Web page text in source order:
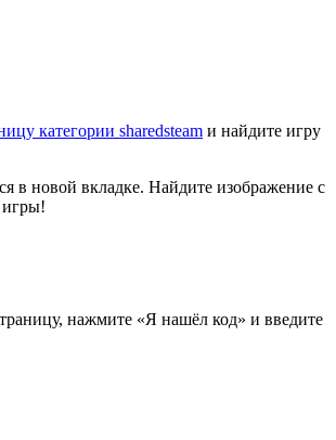
категории sharedsteam и найдите игру
в новой вкладке. Найдите изображение с
игры!
нажмите «Я нашёл код» и введите